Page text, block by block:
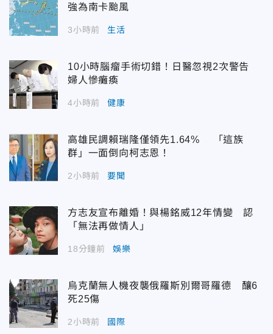
強為南卡颱風
3小時前 生活
10小時腦瘤手術切錯！日醫忽視2次警告
婦人慘癱瘓
4小時前 健康
高雄民調賴瑞隆僅領先1.64% 「這族
群」一面倒向柯志恩！
2小時前 要聞
方志友宣布離婚！與楊銘威12年情變 認
「無法再做情人」
18分鐘前 娛樂
烏克蘭無人機夜襲俄羅斯別爾哥羅德 釀6
死25傷
2小時前 國際